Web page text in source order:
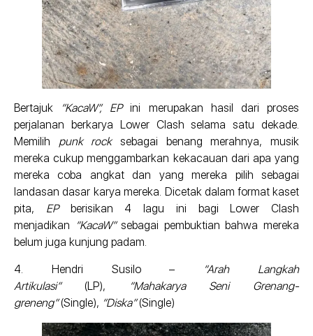
Bertajuk “KacaW”, EPini merupakan hasil dari proses
perjalanan berkarya Lower Clash selama satu dekade.
Memilih punk rocksebagai benang merahnya, musik
mereka cukup menggambarkan kekacauan dari apa yang
mereka coba angkat dan yang mereka pilih sebagai
landasan dasar karya mereka. Dicetak dalam format kaset
pita, EPberisikan 4 lagu ini bagi Lower Clash
menjadikan
“KacaW”sebagai pembuktian bahwa mereka
belum juga kunjung padam.
4. Hendri Susilo –
“Arah Langkah
Artikulasi” (LP),
“Mahakarya Seni Grenang-
greneng”(Single), “Diska”(Single)